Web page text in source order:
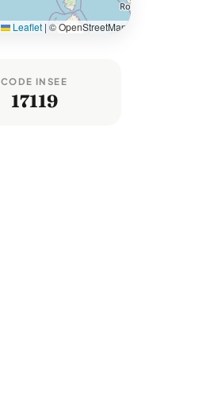
Leaflet | © OpenStreetMap
CODE INSEE
17119